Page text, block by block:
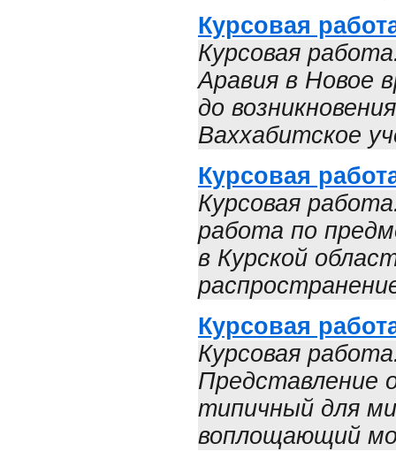
Курсовая
Курсовая
Аравия в Новое
до
Ваххабитское
Курсовая
Курсовая
работа по
в Курской
Курсовая
Курсовая
Представление
типичный для
воплощающий